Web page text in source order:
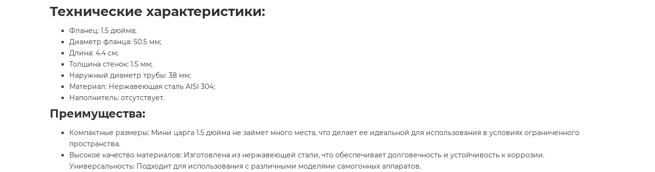
Технические характеристики:
Фланец: 1.5 дюйма;
Диаметр фланца: 50.5 мм;
Длина: 4.4 см;
Толщина стенок: 1.5 мм;
Наружный диаметр трубы: 38 мм;
Материал: Нержавеющая сталь AISI 304;
Наполнитель: отсутствует.
Преимущества:
Компактные размеры: Мини царга 1.5 дюйма не займет много места, что делает ее идеальной для использования в условиях ограниченного
пространства.
Высокое качество материалов: Изготовлена из нержавеющей стали, что обеспечивает долговечность и устойчивость к коррозии.
Универсальность: Подходит для использования с различными моделями самогонных аппаратов.